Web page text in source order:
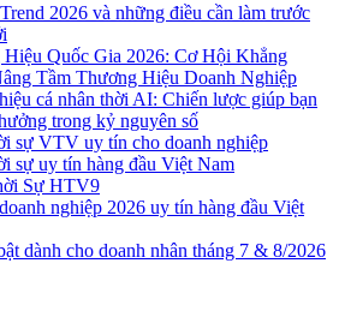
2026 và những điều cần làm trước
Hiệu Quốc Gia 2026: Cơ Hội Khẳng
Tầm Thương Hiệu Doanh Nghiệp
cá nhân thời AI: Chiến lược giúp bạn
trong kỷ nguyên số
sự VTV uy tín cho doanh nghiệp
sự uy tín hàng đầu Việt Nam
Sự HTV9
nghiệp 2026 uy tín hàng đầu Việt
dành cho doanh nhân tháng 7 & 8/2026